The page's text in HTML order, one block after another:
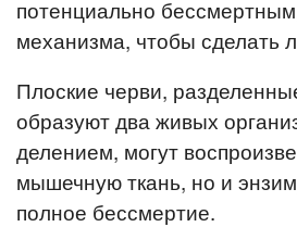
потенциально
механизма, чтобы сделать
Плоские черви,
образуют два живых
делением, могут
мышечную ткань, но и
полное бессмертие.